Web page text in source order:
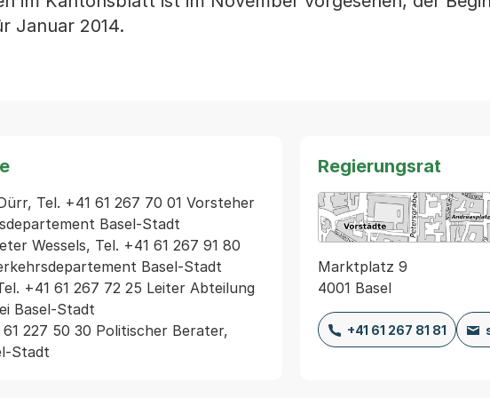
Januar 2014.
Tel. +41 61 267 70 01 Vorsteher
Basel-Stadt
Wessels, Tel. +41 61 267 91 80
Basel-Stadt
+41 61 267 72 25 Leiter Abteilung
Basel-Stadt
227 50 30 Politischer Berater,
Stadt
Regierungsrat
Marktplatz 9
4001 Basel
+41 61 267 81 81